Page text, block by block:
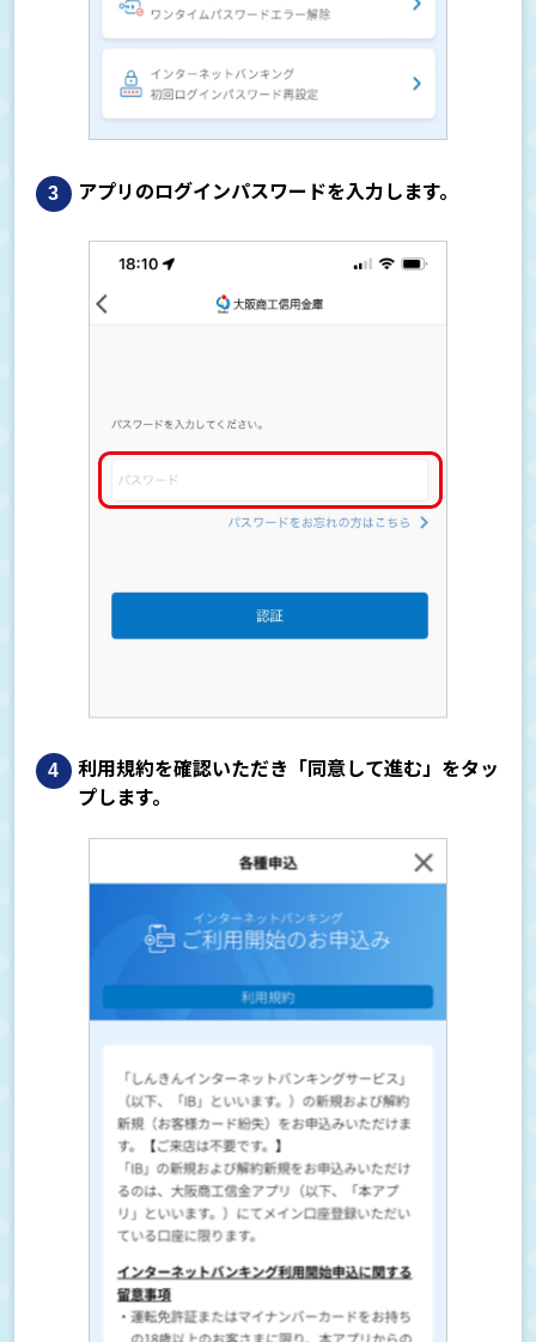
アプリのログインパスワードを入力します。
利用規約を確認いただき「同意して進む」をタッ
プします。